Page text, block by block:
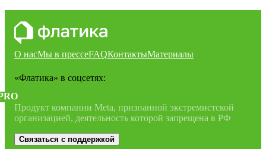
О насМы в прессеFAQКонтактыМатериалы
«Флатика» в соцсетях:
Продукт компании Meta, признанной экстремистской
организацией, деятельность которой запрещена в РФ
Связаться с поддержкой